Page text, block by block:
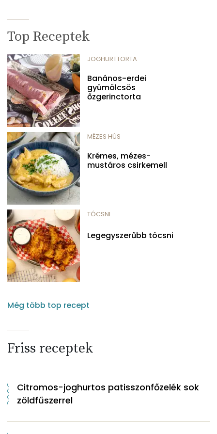
Top Receptek
JOGHURTTORTA
Banános-erdei
gyümölcsös
őzgerinctorta
MÉZES HÚS
Krémes, mézes-
mustáros csirkemell
TÓCSNI
Legegyszerűbb tócsni
Még több top recept
Friss receptek
Citromos-joghurtos patisszonfőzelék sok
zöldfűszerrel